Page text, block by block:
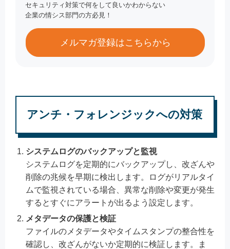
セキュリティ対策で何をして良いかわからない
企業の情シス部門の方必見！
メルマガ登録はこちらから
アンチ・フォレンジックへの対策
システムログのバックアップと監視
システムログを定期的にバックアップし、改ざんや
削除の兆候を早期に検出します。ログがリアルタイ
ムで監視されている場合、異常な削除や変更が発生
するとすぐにアラートが出るよう設定します。
メタデータの保護と検証
ファイルのメタデータやタイムスタンプの整合性を
確認し、改ざんがないか定期的に検証します。ま